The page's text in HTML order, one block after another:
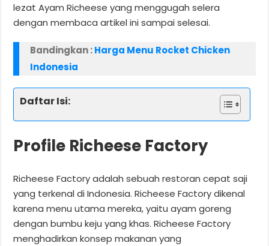
lezat Ayam Richeese yang menggugah selera
dengan membaca artikel ini sampai selesai.
Bandingkan :Harga Menu Rocket Chicken
Indonesia
Daftar Isi:
Profile Richeese Factory
Richeese Factory adalah sebuah restoran cepat saji
yang terkenal di Indonesia. Richeese Factory dikenal
karena menu utama mereka, yaitu ayam goreng
dengan bumbu keju yang khas. Richeese Factory
menghadirkan konsep makanan yang